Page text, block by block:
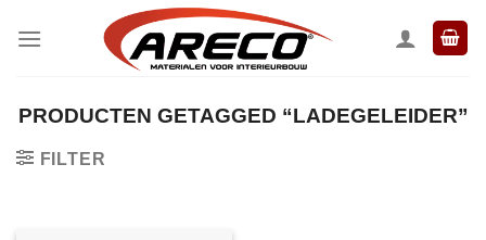
naar
PRODUCTEN GETAGGED “LADEGELEIDER”
FILTER